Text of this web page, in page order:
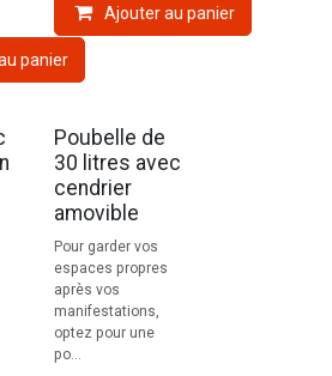
panier
Ajouter au panier
Poubelle de
30 litres avec
cendrier
amovible
Pour garder vos
espaces propres
après vos
manifestations,
optez pour une
po...